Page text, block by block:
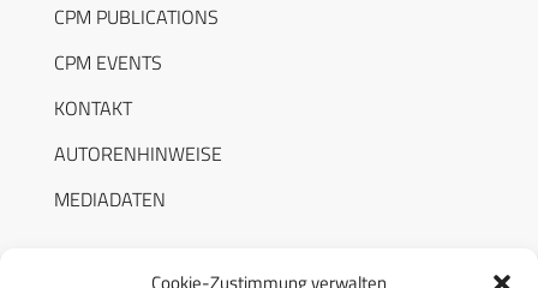
CPM PUBLICATIONS
CPM EVENTS
KONTAKT
AUTORENHINWEISE
MEDIADATEN